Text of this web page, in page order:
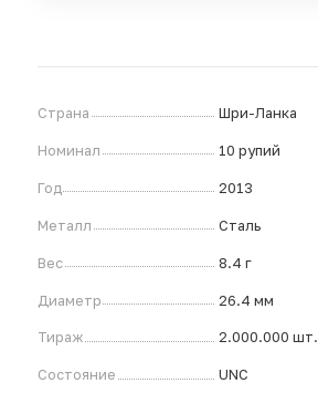
Страна Шри-Ланка
Номинал 10 рупий
Год 2013
Металл Сталь
Вес 8.4 г
Диаметр 26.4 мм
Тираж 2.000.000 шт.
Состояние UNC